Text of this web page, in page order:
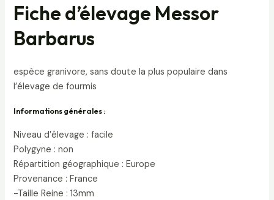
Fiche d’élevage Messor
Barbarus
espèce granivore, sans doute la plus populaire dans
l’élevage de fourmis
Informations générales :
Niveau d’élevage : facile
Polygyne : non
Répartition géographique : Europe
Provenance : France
-Taille Reine : 13mm